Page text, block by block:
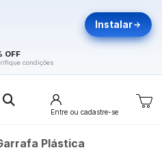
Instalar
OFF
condições
Entre ou cadastre-se
Plástica